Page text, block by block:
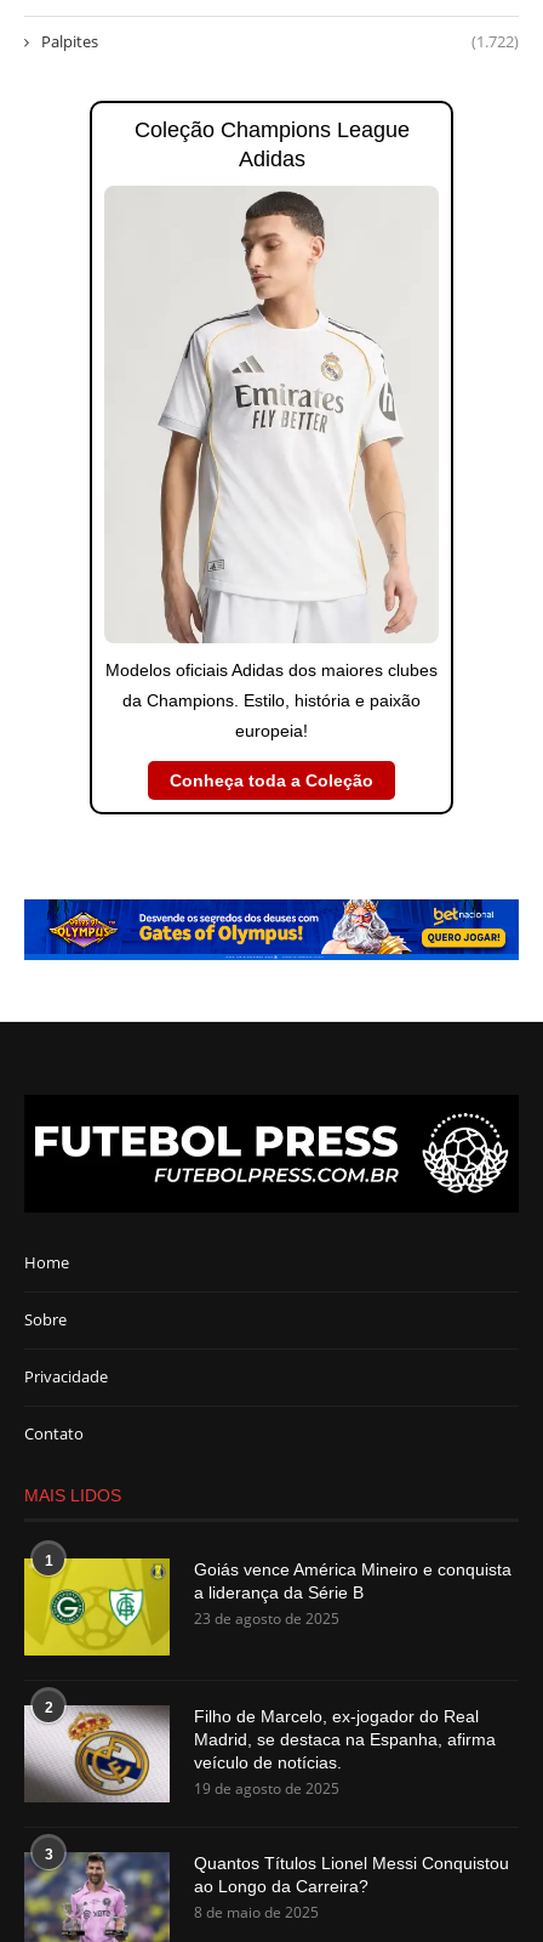
Palpites (1.722)
Coleção Champions League
Adidas
Modelos oficiais Adidas dos maiores clubes
da Champions. Estilo, história e paixão
europeia!
Conheça toda a Coleção
Home
Sobre
Privacidade
Contato
MAIS LIDOS
1
Goiás vence América Mineiro e conquista
a liderança da Série B
23 de agosto de 2025
2
Filho de Marcelo, ex-jogador do Real
Madrid, se destaca na Espanha, afirma
veículo de notícias.
19 de agosto de 2025
3
Quantos Títulos Lionel Messi Conquistou
ao Longo da Carreira?
8 de maio de 2025